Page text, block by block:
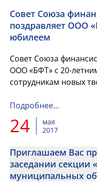
Совет Союза
поздравляет ООО
юбилеем
Совет Союза
ООО «БФТ» с 20-
сотрудникам новых
благополучия, проц...
Подробнее…
24
мая
2017
Приглашаем Вас
заседании секции
муниципальных